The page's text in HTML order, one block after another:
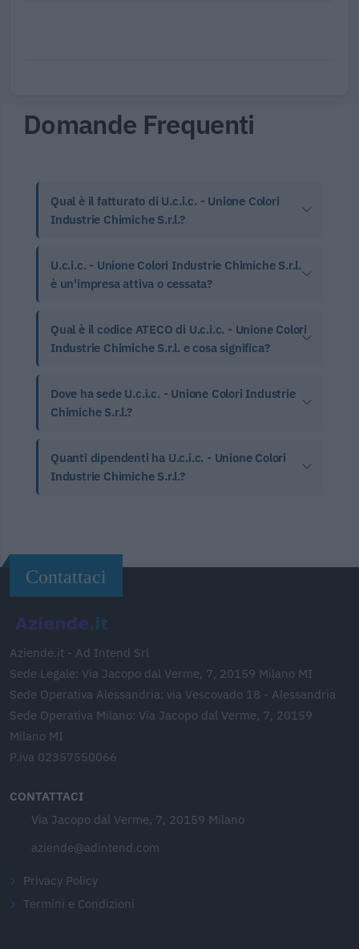
Domande Frequenti
Qual è il fatturato di U.c.i.c. - Unione Colori
Industrie Chimiche S.r.l.?
U.c.i.c. - Unione Colori Industrie Chimiche S.r.l.
è un'impresa attiva o cessata?
Qual è il codice ATECO di U.c.i.c. - Unione Colori
Industrie Chimiche S.r.l. e cosa significa?
Dove ha sede U.c.i.c. - Unione Colori Industrie
Chimiche S.r.l.?
Quanti dipendenti ha U.c.i.c. - Unione Colori
Industrie Chimiche S.r.l.?
Contattaci
Aziende.it - Ad Intend Srl
Sede Legale: Via Jacopo dal Verme, 7, 20159 Milano MI
Sede Operativa Alessandria: via Vescovado 18 - Alessandria
Sede Operativa Milano: Via Jacopo dal Verme, 7, 20159
Milano MI
P.iva 02357550066
CONTATTACI
Via Jacopo dal Verme, 7, 20159 Milano
aziende@adintend.com
Privacy Policy
Termini e Condizioni